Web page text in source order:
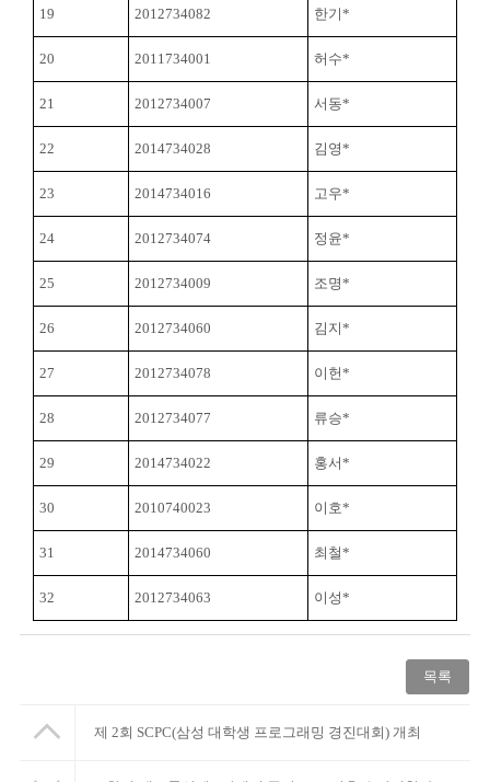
19 2012734082 한기*
20 2011734001 허수*
21 2012734007 서동*
22 2014734028 김영*
23 2014734016 고우*
24 2012734074 정윤*
25 2012734009 조명*
26 2012734060 김지*
27 2012734078 이헌*
28 2012734077 류승*
29 2014734022 홍서*
30 2010740023 이호*
31 2014734060 최철*
32 2012734063 이성*
목록
제 2회 SCPC(삼성 대학생 프로그래밍 경진대회) 개최